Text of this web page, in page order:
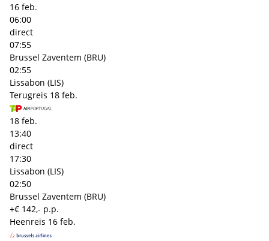
16 feb.
06:00
direct
07:55
Brussel Zaventem (BRU)
02:55
Lissabon (LIS)
Terugreis 18 feb.
18 feb.
13:40
direct
17:30
Lissabon (LIS)
02:50
Brussel Zaventem (BRU)
+€ 142,- p.p.
Heenreis 16 feb.